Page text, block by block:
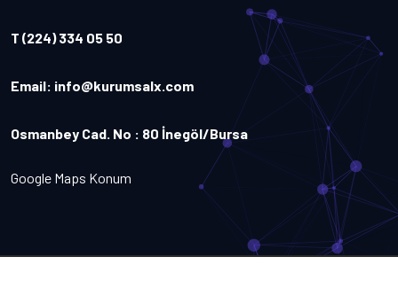
T (224) 334 05 50
Email: info@kurumsalx.com
Osmanbey Cad. No : 80 İnegöl/Bursa
Google Maps Konum